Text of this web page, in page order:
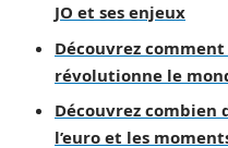
JO et ses enjeux
Découvrez
révolutionne le
Découvrez combien
l’euro et les